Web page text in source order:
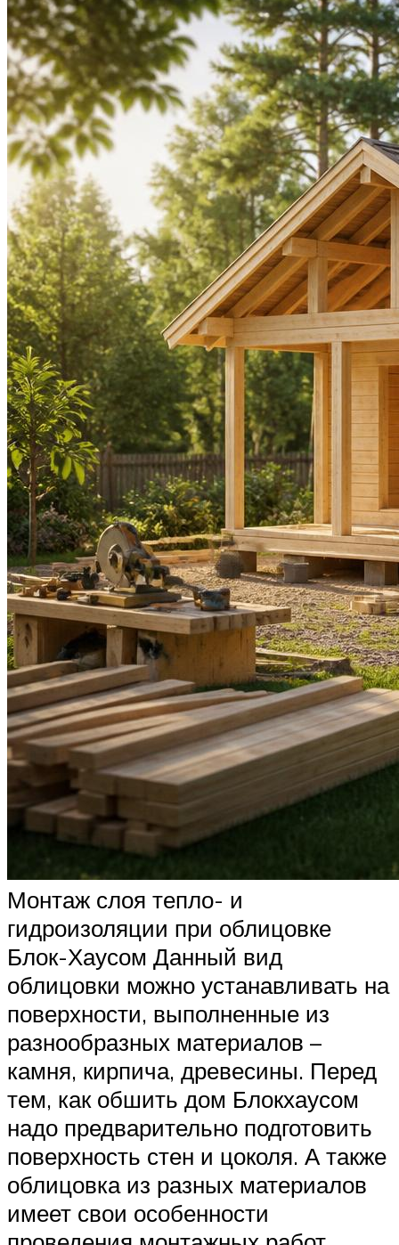
Монтаж слоя тепло- и
гидроизоляции при облицовке
Блок-Хаусом Данный вид
облицовки можно устанавливать на
поверхности, выполненные из
разнообразных материалов –
камня, кирпича, древесины. Перед
тем, как обшить дом Блокхаусом
надо предварительно подготовить
поверхность стен и цоколя. А также
облицовка из разных материалов
имеет свои особенности